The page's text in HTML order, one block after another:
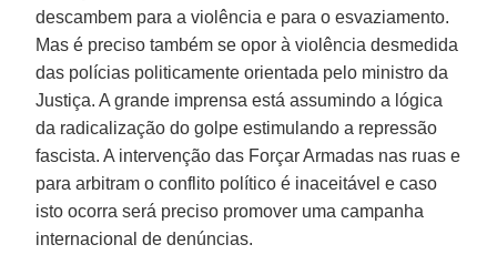
descambem para a violência e para o esvaziamento.
Mas é preciso também se opor à violência desmedida
das polícias politicamente orientada pelo ministro da
Justiça. A grande imprensa está assumindo a lógica
da radicalização do golpe estimulando a repressão
fascista. A intervenção das Forçar Armadas nas ruas e
para arbitram o conflito político é inaceitável e caso
isto ocorra será preciso promover uma campanha
internacional de denúncias.